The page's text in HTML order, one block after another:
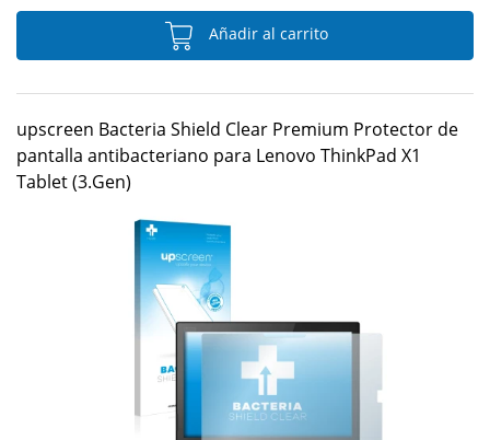
Añadir al carrito
upscreen Bacteria Shield Clear Premium Protector de
pantalla antibacteriano para Lenovo ThinkPad X1
Tablet (3.Gen)